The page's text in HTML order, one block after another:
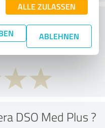
ALLE ZULASSEN
ABLEHNEN
of the price to
ratio?
DSO Med Plus ?